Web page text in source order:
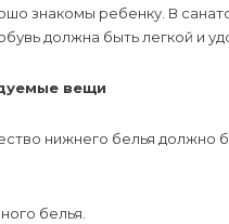
знакомы ребенку. В
должна быть легкой и
вещи
нижнего белья должно
белья.